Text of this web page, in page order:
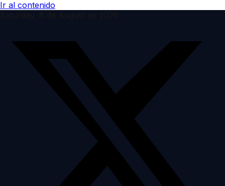
Ir al contenido